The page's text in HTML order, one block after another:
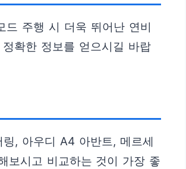
드 주행 시 더욱 뛰어난 연비
확한 정보를 얻으시길 바랍
, 아우디 A4 아반트, 메르세
보시고 비교하는 것이 가장 좋